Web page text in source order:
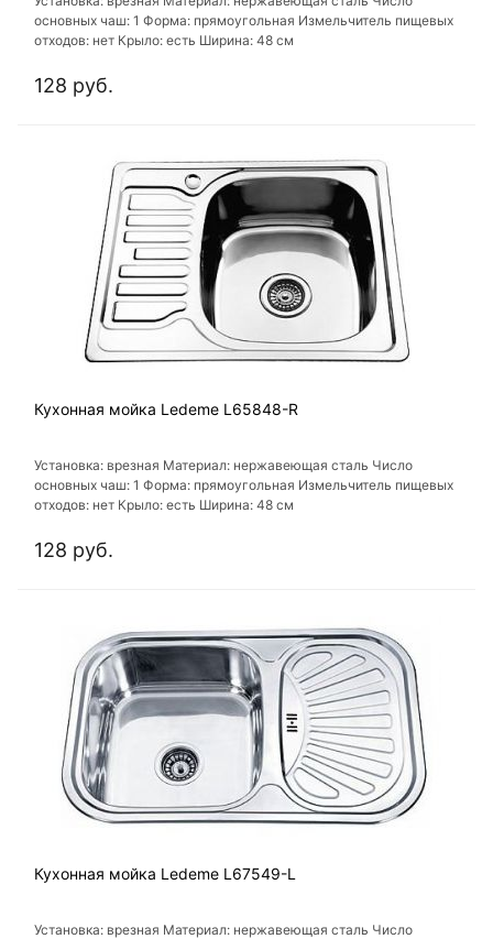
основных чаш: 1 Форма: прямоугольная Измельчитель пищевых
отходов: нет Крыло: есть Ширина: 48 см
128 руб.
Кухонная мойка Ledeme L65848-R
Установка: врезная Материал: нержавеющая сталь Число
основных чаш: 1 Форма: прямоугольная Измельчитель пищевых
отходов: нет Крыло: есть Ширина: 48 см
128 руб.
Кухонная мойка Ledeme L67549-L
Установка: врезная Материал: нержавеющая сталь Число